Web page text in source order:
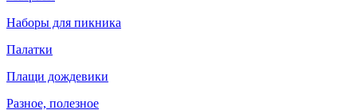
Наборы для пикника
Палатки
Плащи дождевики
Разное, полезное